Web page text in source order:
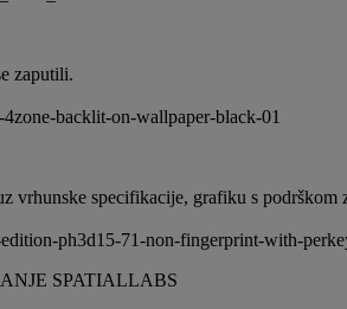
zaputili.
vrhunske specifikacije, grafiku s
SPATIALLABS